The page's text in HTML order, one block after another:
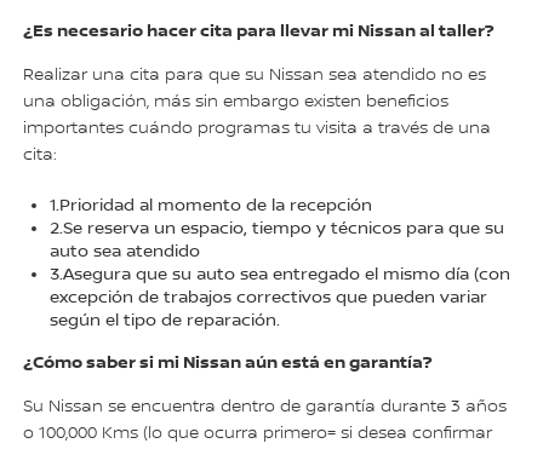
¿Es necesario hacer cita para llevar mi Nissan al taller?
Realizar una cita para que su Nissan sea atendido no es
una obligación, más sin embargo existen beneficios
importantes cuándo programas tu visita a través de una
cita:
1.Prioridad al momento de la recepción
2.Se reserva un espacio, tiempo y técnicos para que su
auto sea atendido
3.Asegura que su auto sea entregado el mismo día (con
excepción de trabajos correctivos que pueden variar
según el tipo de reparación.
¿Cómo saber si mi Nissan aún está en garantía?
Su Nissan se encuentra dentro de garantía durante 3 años
o 100,000 Kms (lo que ocurra primero= si desea confirmar